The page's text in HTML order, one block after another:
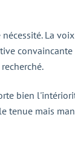
La
bien
tenue mais